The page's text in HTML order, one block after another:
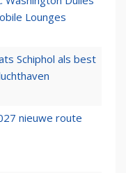
Lounges
Schiphol als best
nieuwe route